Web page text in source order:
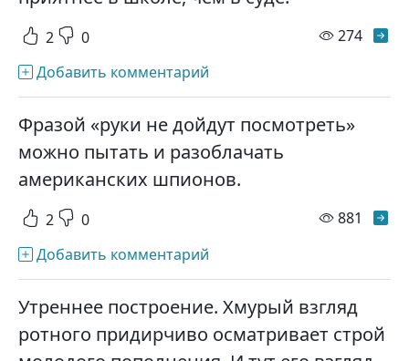
2 0 274
Добавить комментарий
Фразой «руки не дойдут посмотреть»
можно пытать и разоблачать
американских шпионов.
2 0 881
Добавить комментарий
Утреннее построение. Хмурый взгляд
ротного придирчиво осматривает строй